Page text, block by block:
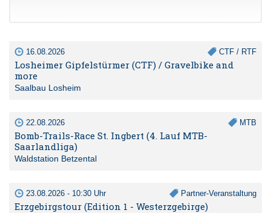
16.08.2026 CTF / RTF
Losheimer Gipfelstürmer (CTF) / Gravelbike and
more
Saalbau Losheim
22.08.2026 MTB
Bomb-Trails-Race St. Ingbert (4. Lauf MTB-
Saarlandliga)
Waldstation Betzental
23.08.2026 - 10:30 Uhr Partner-Veranstaltung
Erzgebirgstour (Edition 1 - Westerzgebirge)